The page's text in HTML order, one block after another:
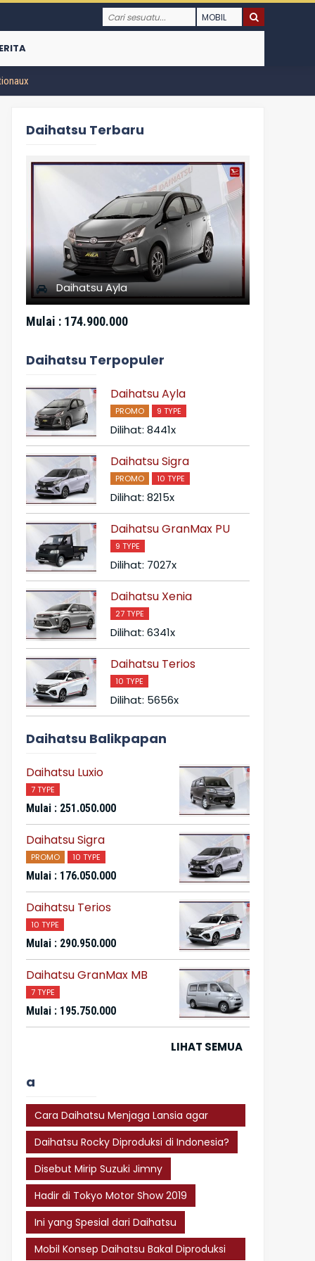
Daihatsu Terbaru
Daihatsu Ayla
Mulai : 174.900.000
Daihatsu Terpopuler
Daihatsu Ayla
PROMO 9 TYPE
Dilihat: 8441x
Daihatsu Sigra
PROMO 10 TYPE
Dilihat: 8215x
Daihatsu GranMax PU
9 TYPE
Dilihat: 7027x
Daihatsu Xenia
27 TYPE
Dilihat: 6341x
Daihatsu Terios
10 TYPE
Dilihat: 5656x
Daihatsu Balikpapan
Daihatsu Luxio
7 TYPE
Mulai : 251.050.000
Daihatsu Sigra
PROMO 10 TYPE
Mulai : 176.050.000
Daihatsu Terios
10 TYPE
Mulai : 290.950.000
Daihatsu GranMax MB
7 TYPE
Mulai : 195.750.000
LIHAT SEMUA
a
Cara Daihatsu Menjaga Lansia agar
Tetap Sigap dalam Berkendara
Daihatsu Rocky Diproduksi di Indonesia?
Disebut Mirip Suzuki Jimny
Hadir di Tokyo Motor Show 2019
Ini yang Spesial dari Daihatsu
Mobil Konsep Daihatsu Bakal Diproduksi